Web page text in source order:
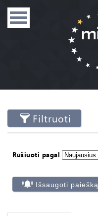
Filtruoti
Rūšiuoti pagal
Išsaugoti paiešką